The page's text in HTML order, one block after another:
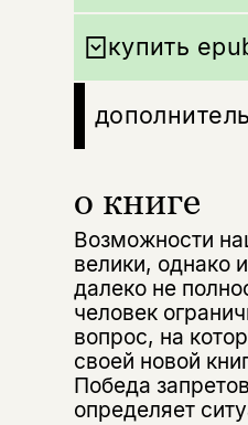
о книге
Возможности
велики, однако
далеко не
человек
вопрос, на
своей новой
Победа
определяет
купить